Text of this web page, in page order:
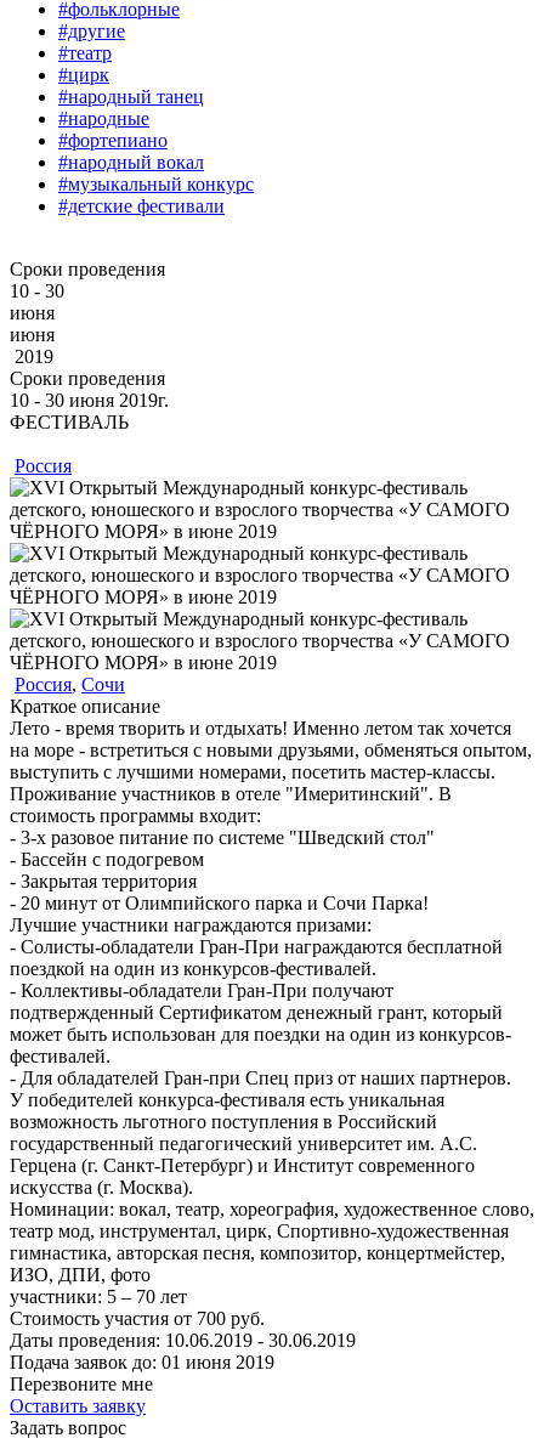
#фольклорные
#другие
#театр
#цирк
#народный танец
#народные
#фортепиано
#народный вокал
#музыкальный конкурс
#детские фестивали
Сроки проведения
10 - 30
июня
июня
2019
Сроки проведения
10 ‐ 30 июня 2019г.
ФЕСТИВАЛЬ
Россия
Россия, Сочи
Краткое описание
Лето - время творить и отдыхать! Именно летом так хочется
на море - встретиться с новыми друзьями, обменяться опытом,
выступить с лучшими номерами, посетить мастер-классы.
Проживание участников в отеле "Имеритинский". В
стоимость программы входит:
- 3-х разовое питание по системе "Шведский стол"
- Бассейн с подогревом
- Закрытая территория
- 20 минут от Олимпийского парка и Сочи Парка!
Лучшие участники награждаются призами:
- Солисты-обладатели Гран-При награждаются бесплатной
поездкой на один из конкурсов-фестивалей.
- Коллективы-обладатели Гран-При получают
подтвержденный Сертификатом денежный грант, который
может быть использован для поездки на один из конкурсов-
фестивалей.
- Для обладателей Гран-при Спец приз от наших партнеров.
У победителей конкурса-фестиваля есть уникальная
возможность льготного поступления в Российский
государственный педагогический университет им. А.С.
Герцена (г. Санкт-Петербург) и Институт современного
искусства (г. Москва).
Номинации: вокал, театр, хореография, художественное слово,
театр мод, инструментал, цирк, Спортивно-художественная
гимнастика, авторская песня, композитор, концертмейстер,
ИЗО, ДПИ, фото
участники: 5 – 70 лет
Стоимость участия от 700 руб.
Даты проведения: 10.06.2019 - 30.06.2019
Подача заявок до: 01 июня 2019
Перезвоните мне
Оставить заявку
Задать вопрос